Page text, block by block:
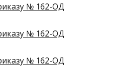
№ 162-ОД
№ 162-ОД
№ 162-ОД